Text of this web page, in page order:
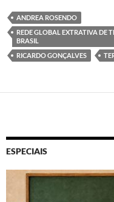
ANDREA ROSENDO
REDE GLOBAL EXTRATIVA DE
BRASIL
RICARDO GONÇALVES
ESPECIAIS